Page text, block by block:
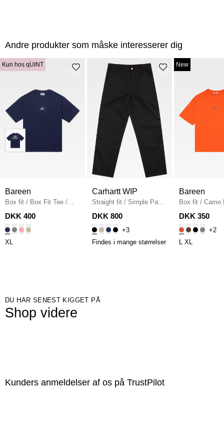
Andre produkter som måske interesserer dig
Kun hos qUINT
Bareen
Box fit / Box Fit Tee /
NAVY
DKK 400
XL
Carhartt WIP
Straight fit / Simple Pant
I020075 / BLACK
DKK 800
+3
Findes i mange størrelser
New
Bareen
Box fit / Camo
Fit T-shirt /
DKK 350
+2
XL
DU HAR SENEST KIGGET PÅ
Shop videre
Kunders anmeldelser af os på TrustPilot